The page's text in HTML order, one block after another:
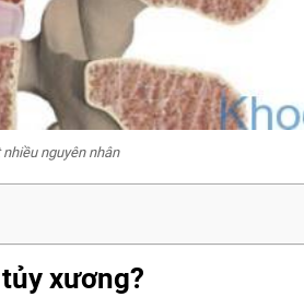
nguyên nhân
xương?